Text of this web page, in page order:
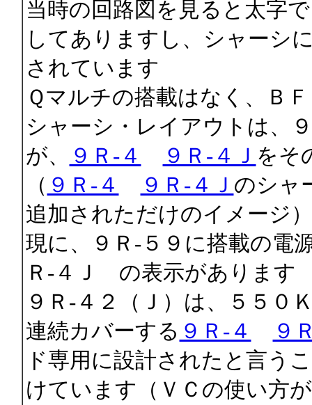
当時の回路図を見ると太字
してありますし、シャーシ
されています
Ｑマルチの搭載はなく、Ｂ
シャーシ・レイアウトは、
が、
９Ｒ-４ ９Ｒ-４Ｊ をそ
（ ９Ｒ-４ ９Ｒ-４Ｊ のシャ
追加されただけのイメージ）
現に、９Ｒ-５９に搭載の
Ｒ-４Ｊ の表示があります
９Ｒ-４２（Ｊ）は、５５０
連続カバーする ９Ｒ-４
９
ド専用に設計されたと言う
けています（ＶＣの使い方